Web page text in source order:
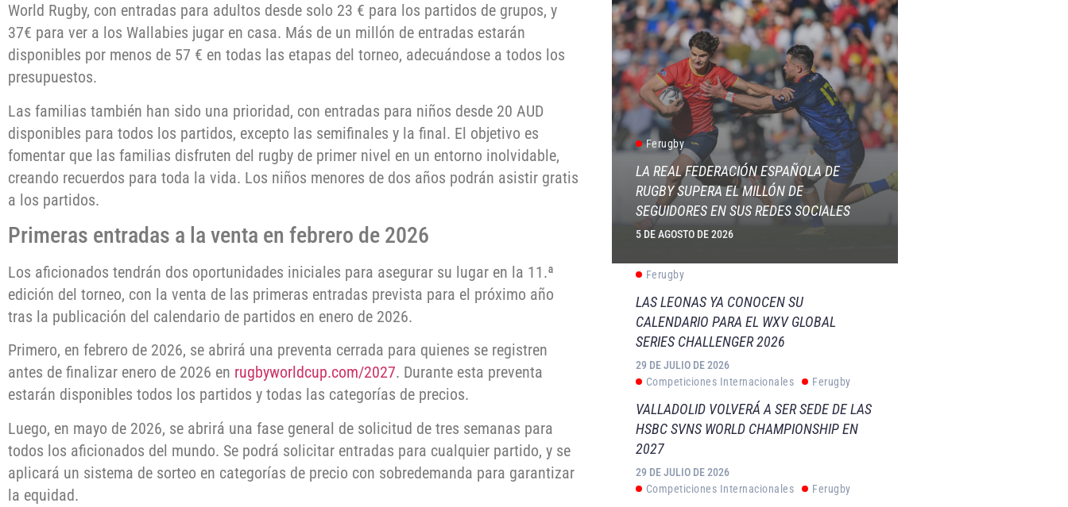
World Rugby, con entradas para adultos desde solo 23 € para los partidos de grupos, y
37€ para ver a los Wallabies jugar en casa. Más de un millón de entradas estarán
disponibles por menos de 57 € en todas las etapas del torneo, adecuándose a todos los
presupuestos.
Las familias también han sido una prioridad, con entradas para niños desde 20 AUD
disponibles para todos los partidos, excepto las semifinales y la final. El objetivo es
fomentar que las familias disfruten del rugby de primer nivel en un entorno inolvidable,
creando recuerdos para toda la vida. Los niños menores de dos años podrán asistir gratis
a los partidos.
Primeras entradas a la venta en febrero de 2026
Los aficionados tendrán dos oportunidades iniciales para asegurar su lugar en la 11.ª
edición del torneo, con la venta de las primeras entradas prevista para el próximo año
tras la publicación del calendario de partidos en enero de 2026.
Primero, en febrero de 2026, se abrirá una preventa cerrada para quienes se registren
antes de finalizar enero de 2026 en rugbyworldcup.com/2027. Durante esta preventa
estarán disponibles todos los partidos y todas las categorías de precios.
Luego, en mayo de 2026, se abrirá una fase general de solicitud de tres semanas para
todos los aficionados del mundo. Se podrá solicitar entradas para cualquier partido, y se
aplicará un sistema de sorteo en categorías de precio con sobredemanda para garantizar
la equidad.
Ferugby
LA REAL FEDERACIÓN ESPAÑOLA DE
RUGBY SUPERA EL MILLÓN DE
SEGUIDORES EN SUS REDES SOCIALES
5 DE AGOSTO DE 2026
Ferugby
LAS LEONAS YA CONOCEN SU
CALENDARIO PARA EL WXV GLOBAL
SERIES CHALLENGER 2026
29 DE JULIO DE 2026
Competiciones Internacionales
Ferugby
VALLADOLID VOLVERÁ A SER SEDE DE LAS
HSBC SVNS WORLD CHAMPIONSHIP EN
2027
29 DE JULIO DE 2026
Competiciones Internacionales
Ferugby